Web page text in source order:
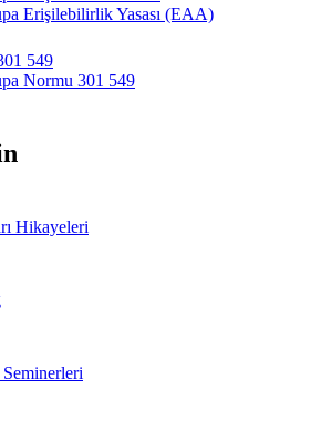
Erişilebilirlik Yasası (EAA)
549
Normu 301 549
Hikayeleri